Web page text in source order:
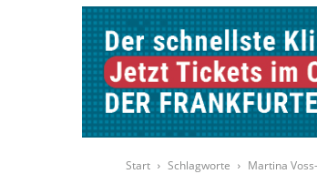
Start Schlagworte Martina